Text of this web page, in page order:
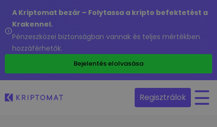
A Kriptomat bezár – Folytassa a kripto befektetést a
Krakennel.
Pénzeszközei biztonságban vannak és teljes mértékben
hozzáférhetők.
Bejelentés elolvasása
Regisztrálok